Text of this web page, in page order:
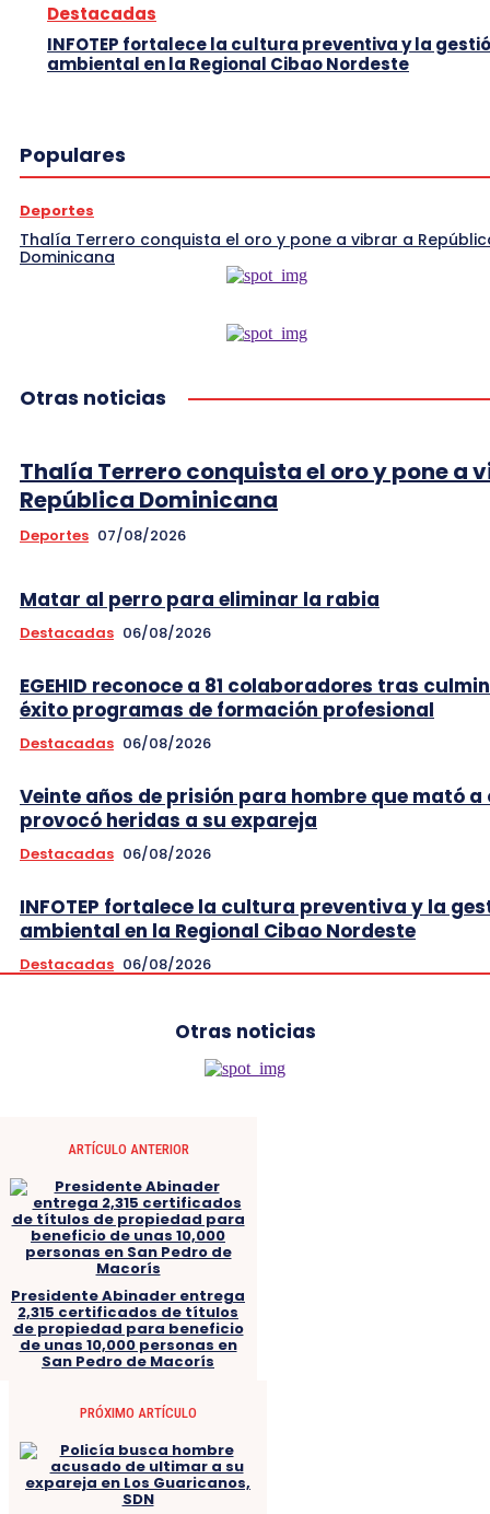
Destacadas
INFOTEP fortalece la cultura preventiva y la
ambiental en la Regional Cibao Nordeste
Populares
Deportes
Thalía Terrero conquista el oro y pone a vibrar a
Dominicana
Otras noticias
Thalía Terrero conquista el oro y pone a
República Dominicana
Deportes 07/08/2026
Matar al perro para eliminar la rabia
Destacadas 06/08/2026
EGEHID reconoce a 81 colaboradores tras
éxito programas de formación profesional
Destacadas 06/08/2026
Veinte años de prisión para hombre que mató a
provocó heridas a su expareja
Destacadas 06/08/2026
INFOTEP fortalece la cultura preventiva y la
ambiental en la Regional Cibao Nordeste
Destacadas 06/08/2026
Otras noticias
ARTÍCULO ANTERIOR
Presidente Abinader entrega
2,315 certificados de títulos
de propiedad para beneficio
de unas 10,000 personas en
San Pedro de Macorís
PRÓXIMO ARTÍCULO